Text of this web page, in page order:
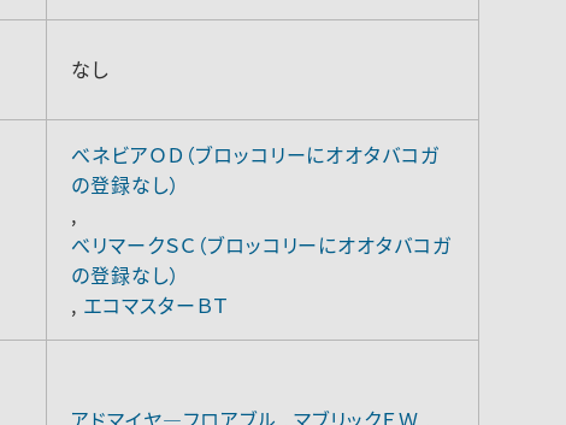
なし
べネビアＯＤ（ブロッコリーにオオタバコガ
の登録なし）
,
べリマークＳＣ（ブロッコリーにオオタバコガ
の登録なし）
, エコマスターＢＴ
アドマイヤ―フロアブル ,マブリックＥＷ